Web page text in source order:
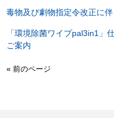
毒物及び劇物指定令改正に
「環境除菌ワイプpal3in1」
ご案内
« 前のページ